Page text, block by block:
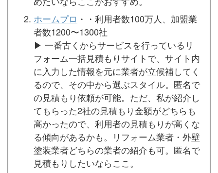
ホームプロ ・・利用者数100万人、加盟業
者数1200〜1300社
▶︎ 一番古くからサービスを行っているリ
フォーム一括見積もりサイトで、サイト内
に入力した情報を元に業者が立候補してく
るので、その中から選ぶスタイル。匿名で
の見積もり依頼が可能。ただ、私が紹介し
てもらった2社の見積もり金額がどちらも
高かったので、利用者の見積もりが高くな
る傾向があるかも。リフォーム業者・外壁
塗装業者どちらの業者の紹介も可。匿名で
見積もりしたいならここ。